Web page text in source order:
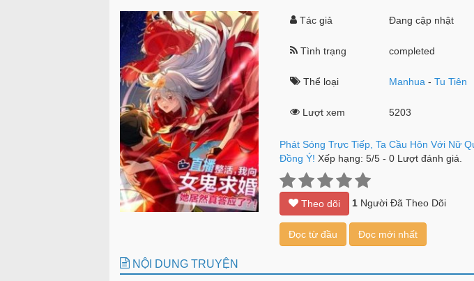
Tác giả Đang cập nhật
Tình trạng completed
Thể loại Manhua -Tu Tiên
Lượt xem 5203
Phát Sóng Trực Tiếp, Ta Cầu Hôn Với Nữ
Đồng Ý! Xếp hạng: 5/5- 0Lượt đánh giá.
Theo dõi 1Người Đã Theo Dõi
Đọc từ đầu Đọc mới nhất
NỘI DUNG TRUYỆN